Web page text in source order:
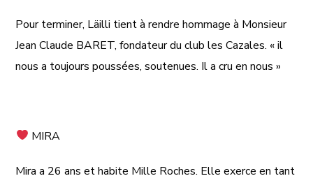
Pour terminer, Läilli tient à rendre hommage à Monsieur
Jean Claude BARET, fondateur du club les Cazales. « il
nous a toujours poussées, soutenues. Il a cru en nous »
MIRA
Mira a 26 ans et habite Mille Roches. Elle exerce en tant